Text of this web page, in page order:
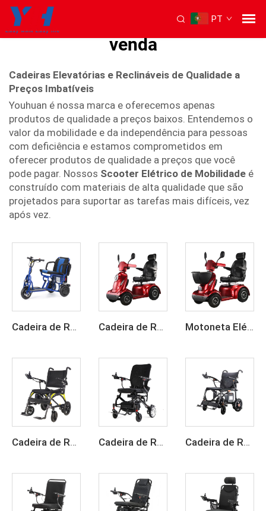
PT
Cadeiras de mobilidade à
venda
Cadeiras Elevatórias e Reclináveis de Qualidade a
Preços Imbatíveis
Youhuan é nossa marca e oferecemos apenas
produtos de qualidade a preços baixos. Entendemos o
valor da mobilidade e da independência para pessoas
com deficiência e estamos comprometidos em
oferecer produtos de qualidade a preços que você
pode pagar. Nossos Scooter Elétrico de Mobilidade é
construído com materiais de alta qualidade que são
projetados para suportar as tarefas mais difíceis, vez
após vez.
Cadeira de Rodas Elétrica Vermelha para Idosos com Quatro Rodas Cadeira de Rodas Elétrica Vermelha para Idosos com Quatro Rodas Motoneta Elétrica de Mobilidade de 4 Rodas para Idosos
Cadeira de Rodas Elétrica Portátil, Leve e Dobrável, com Bateria de Lítio de 24 V em Fibra de Carbono Cadeira de Rodas Elétrica Portátil em Fibra de Carbono para Viagem Cadeira de Rodas Elétrica Leve em Fibra de Carbono Motorizada